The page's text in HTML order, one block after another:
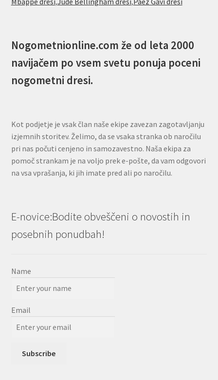
Nogometnionline.com že od leta 2000
navijačem po vsem svetu ponuja poceni
nogometni dresi.
Kot podjetje je vsak član naše ekipe zavezan zagotavljanju
izjemnih storitev. Želimo, da se vsaka stranka ob naročilu
pri nas počuti cenjeno in samozavestno. Naša ekipa za
pomoč strankam je na voljo prek e-pošte, da vam odgovori
na vsa vprašanja, ki jih imate pred ali po naročilu.
E-novice:Bodite obveščeni o novostih in
posebnih ponudbah!
Name
Email